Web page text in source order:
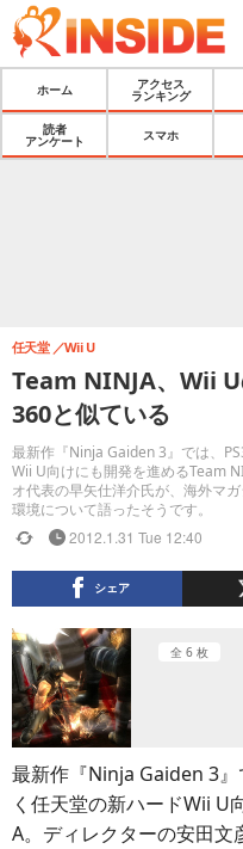
ホーム
アクセス
ランキング
読者
アンケート
スマホ
Team NINJA、Wii
360と似ている
最新作『Ninja Gaiden 3』では、
Wii U向けにも開発を進めるTeam
オ代表の早矢仕洋介氏が、海外マ
環境について語ったそうです。
任天堂 Wii U
2012.1.31 Tue 12:40
シェア
全 6 枚
最新作『Ninja Gaiden 3
く任天堂の新ハードWii U
A。ディレクターの安田文